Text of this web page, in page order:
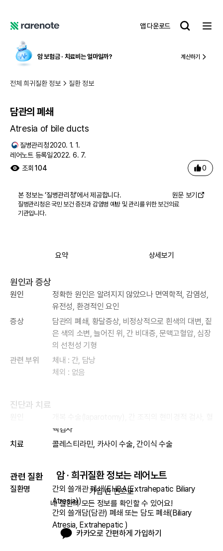
노
앱 다운로드
레
트
암 보험금 ∙ 치료비 는 얼마일까? 계산하기
전체 희귀질환 정보 질환 정보
담관의 폐쇄
Atresia of bile ducts
질병관리청2020. 1. 1.
레어노트 등록일2022. 6. 7.
조회 104 0
본 정보는 ‘질병관리청’에서 제공합니다. 원문 보기
질병관리청은 국민 보건 증진과 감염병 예방 및 관리를 위한 보건의료
기관입니다.
요약 상세보기
원인과 증상
원인
정확한 원인은 알려지지 않았으나 면역학적, 감염성,
유전성, 환경적인 요인
증상
담관의 폐쇄, 황달증상, 비정상적으로 흰색의 대변, 짙
은 색의 소변, 늘어진 위, 간 비대증, 문맥고혈압, 심장
의 선천성 기형
관련 부위
체내 : 간, 담낭
체외 : 없음
진단과 치료
액검사
치료
콜레스티라민, 카사이 수술, 간이식 수술
관련 질환
질환명
간외 쓸개관 폐쇄(EHBA(Extrahepatic Biliary
Atresia))
간외 쓸개담(담관) 폐쇄 또는 담도 폐쇄(Biliary
Atresia, Extrahepatic )
암 · 희귀질환 정보는 레어노트
가입 한 번으로
내 질환의 모든 정보를 확인할 수 있어요!
카카오로 간편하게 가입하기